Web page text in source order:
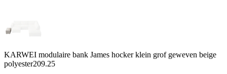
KARWEI modulaire bank James hocker klein grof geweven beige
polyester209.25